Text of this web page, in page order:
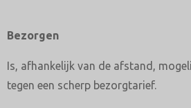
Bezorgen
Is, afhankelijk van de afstand,
tegen een scherp bezorgtarief.